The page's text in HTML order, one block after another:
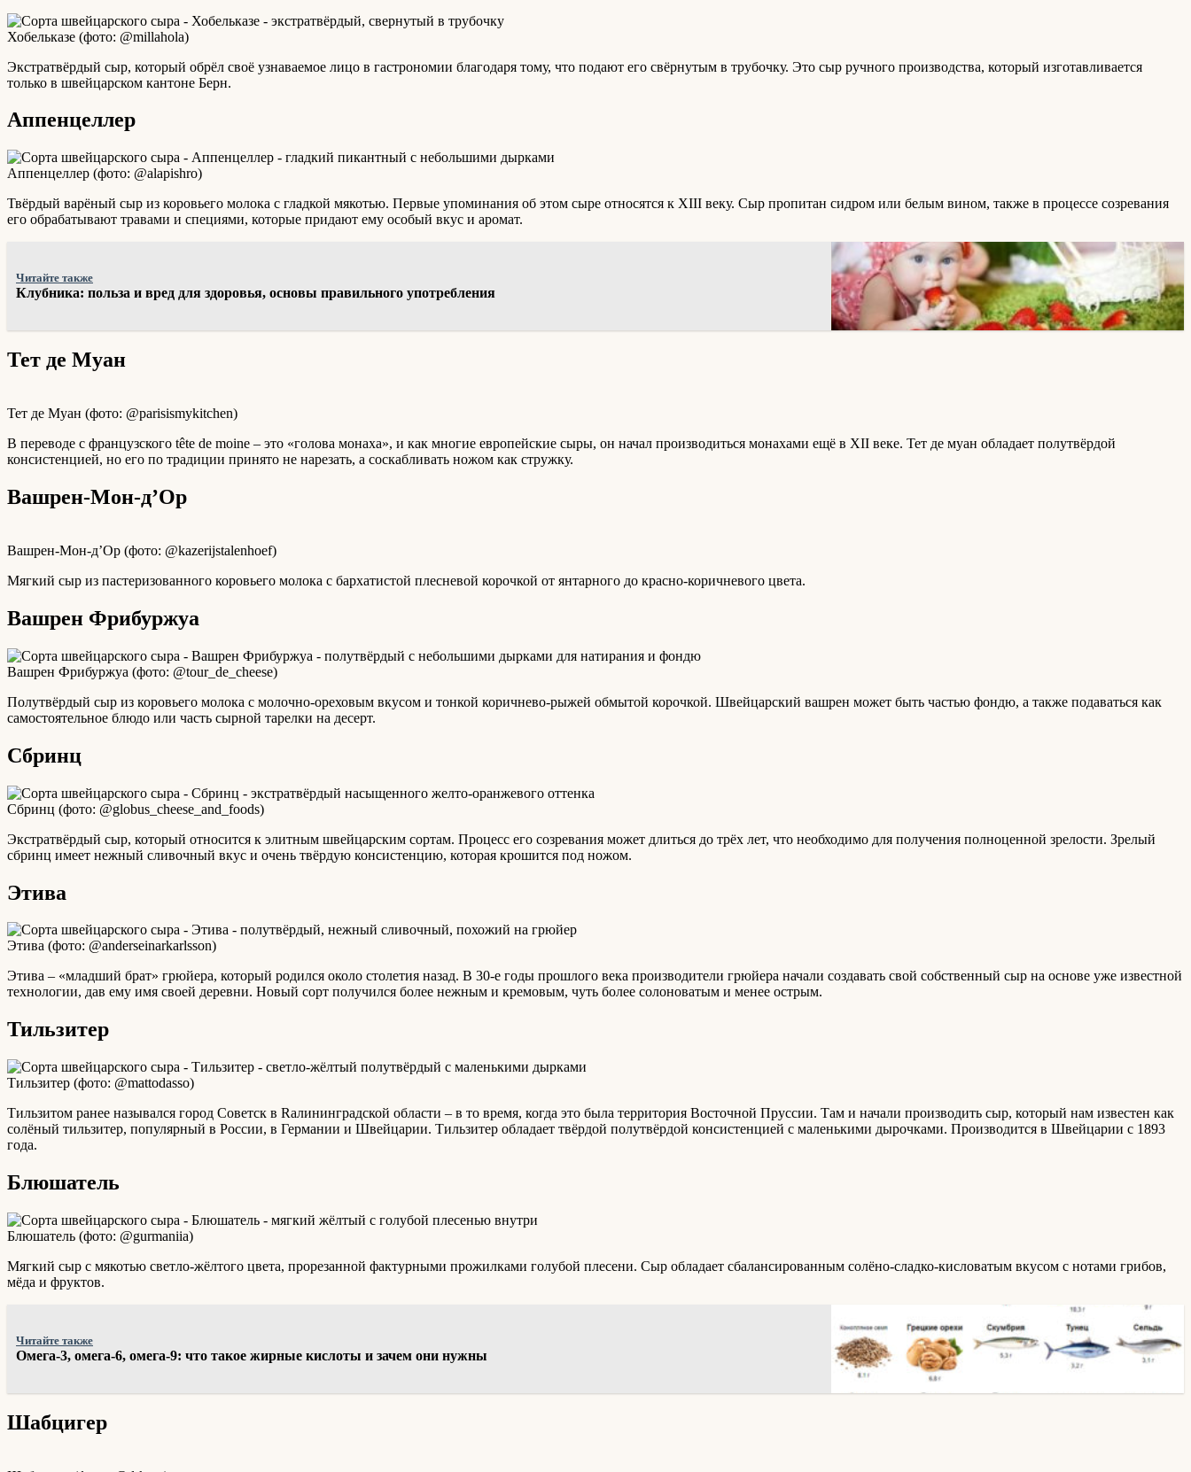
Хобельказе (фото: @millahola)
Экстратвёрдый сыр, который обрёл своё узнаваемое лицо в гастрономии благодаря тому, что подают его свёрнутым в трубочку. Это сыр ручного производства, который изготавливается
только в швейцарском кантоне Берн.
Аппенцеллер
Аппенцеллер (фото: @alapishro)
Твёрдый варёный сыр из коровьего молока с гладкой мякотью. Первые упоминания об этом сыре относятся к XIII веку. Сыр пропитан сидром или белым вином, также в процессе созревания
его обрабатывают травами и специями, которые придают ему особый вкус и аромат.
Читайте также
Клубника: польза и вред для здоровья, основы правильного употребления
Тет де Муан
Тет де Муан (фото: @parisismykitchen)
В переводе с французского tête de moine – это «голова монаха», и как многие европейские сыры, он начал производиться монахами ещё в XII веке. Тет де муан обладает полутвёрдой
консистенцией, но его по традиции принято не нарезать, а соскабливать ножом как стружку.
Вашрен-Мон-д’Ор
Вашрен-Мон-д’Ор (фото: @kazerijstalenhoef)
Мягкий сыр из пастеризованного коровьего молока с бархатистой плесневой корочкой от янтарного до красно-коричневого цвета.
Вашрен Фрибуржуа
Вашрен Фрибуржуа (фото: @tour_de_cheese)
Полутвёрдый сыр из коровьего молока с молочно-ореховым вкусом и тонкой коричнево-рыжей обмытой корочкой. Швейцарский вашрен может быть частью фондю, а также подаваться как
самостоятельное блюдо или часть сырной тарелки на десерт.
Сбринц
Сбринц (фото: @globus_cheese_and_foods)
Экстратвёрдый сыр, который относится к элитным швейцарским сортам. Процесс его созревания может длиться до трёх лет, что необходимо для получения полноценной зрелости. Зрелый
сбринц имеет нежный сливочный вкус и очень твёрдую консистенцию, которая крошится под ножом.
Этива
Этива (фото: @anderseinarkarlsson)
Этива – «младший брат» грюйера, который родился около столетия назад. В 30-е годы прошлого века производители грюйера начали создавать свой собственный сыр на основе уже известной
технологии, дав ему имя своей деревни. Новый сорт получился более нежным и кремовым, чуть более солоноватым и менее острым.
Тильзитер
Тильзитер (фото: @mattodasso)
Тильзитом ранее назывался город Советск в Rалининградской области – в то время, когда это была территория Восточной Пруссии. Там и начали производить сыр, который нам известен как
солёный тильзитер, популярный в России, в Германии и Швейцарии. Тильзитер обладает твёрдой полутвёрдой консистенцией с маленькими дырочками. Производится в Швейцарии с 1893
года.
Блюшатель
Блюшатель (фото: @gurmaniia)
Мягкий сыр с мякотью светло-жёлтого цвета, прорезанной фактурными прожилками голубой плесени. Сыр обладает сбалансированным солёно-сладко-кисловатым вкусом с нотами грибов,
мёда и фруктов.
Читайте также
Омега-3, омега-6, омега-9: что такое жирные кислоты и зачем они нужны
Шабцигер